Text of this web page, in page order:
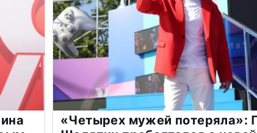
«Четырех мужей потеряла»: